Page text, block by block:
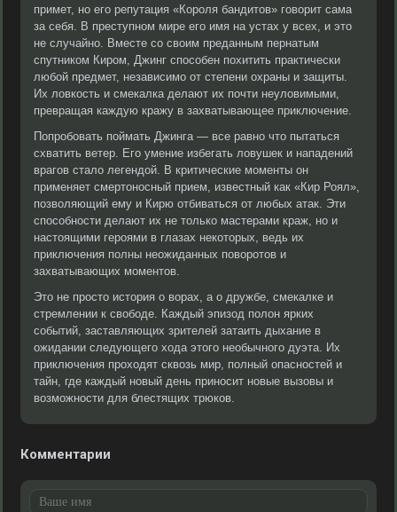
примет, но его репутация «Короля бандитов» говорит сама
за себя. В преступном мире его имя на устах у всех, и это
не случайно. Вместе со своим преданным пернатым
спутником Киром, Джинг способен похитить практически
любой предмет, независимо от степени охраны и защиты.
Их ловкость и смекалка делают их почти неуловимыми,
превращая каждую кражу в захватывающее приключение.
Попробовать поймать Джинга — все равно что пытаться
схватить ветер. Его умение избегать ловушек и нападений
врагов стало легендой. В критические моменты он
применяет смертоносный прием, известный как «Кир Роял»,
позволяющий ему и Кирю отбиваться от любых атак. Эти
способности делают их не только мастерами краж, но и
настоящими героями в глазах некоторых, ведь их
приключения полны неожиданных поворотов и
захватывающих моментов.
Это не просто история о ворах, а о дружбе, смекалке и
стремлении к свободе. Каждый эпизод полон ярких
событий, заставляющих зрителей затаить дыхание в
ожидании следующего хода этого необычного дуэта. Их
приключения проходят сквозь мир, полный опасностей и
тайн, где каждый новый день приносит новые вызовы и
возможности для блестящих трюков.
Комментарии